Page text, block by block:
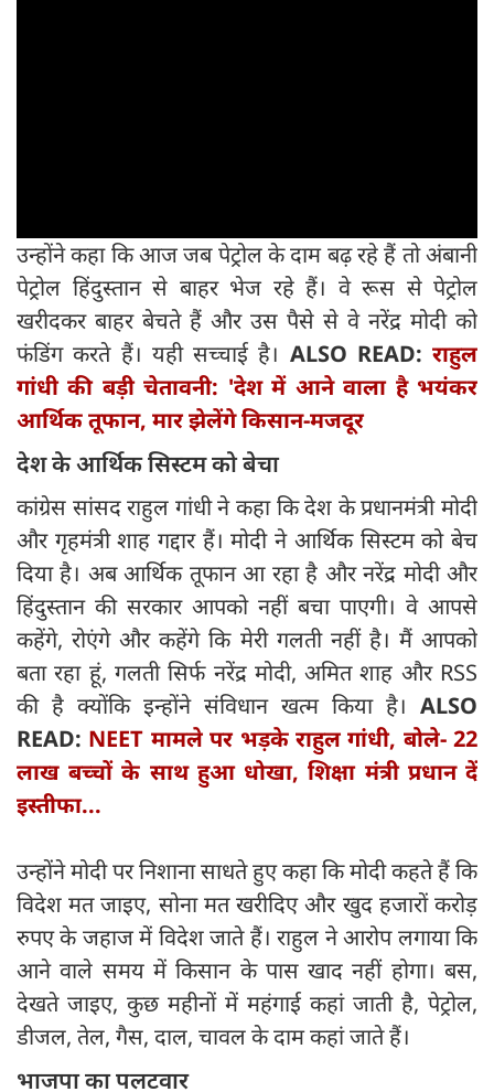
उन्होंने कहा कि आज जब पेट्रोल के दाम बढ़ रहे हैं तो अंबानी
पेट्रोल हिंदुस्तान से बाहर भेज रहे हैं। वे रूस से पेट्रोल
खरीदकर बाहर बेचते हैं और उस पैसे से वे नरेंद्र मोदी को
फंडिंग करते हैं। यही सच्चाई है। ALSO READ: राहुल
गांधी की बड़ी चेतावनी: 'देश में आने वाला है भयंकर
आर्थिक तूफान, मार झेलेंगे किसान-मजदूर
देश के आर्थिक सिस्टम को बेचा
कांग्रेस सांसद राहुल गांधी ने कहा कि देश के प्रधानमंत्री मोदी
और गृहमंत्री शाह गद्दार हैं। मोदी ने आर्थिक सिस्टम को बेच
दिया है। अब आर्थिक तूफान आ रहा है और नरेंद्र मोदी और
हिंदुस्तान की सरकार आपको नहीं बचा पाएगी। वे आपसे
कहेंगे, रोएंगे और कहेंगे कि मेरी गलती नहीं है। मैं आपको
बता रहा हूं, गलती सिर्फ नरेंद्र मोदी, अमित शाह और RSS
की है क्योंकि इन्होंने संविधान खत्म किया है। ALSO
READ: NEET मामले पर भड़के राहुल गांधी, बोले- 22
लाख बच्चों के साथ हुआ धोखा, शिक्षा मंत्री प्रधान दें
इस्तीफा...
उन्होंने मोदी पर निशाना साधते हुए कहा कि मोदी कहते हैं कि
विदेश मत जाइए, सोना मत खरीदिए और खुद हजारों करोड़
रुपए के जहाज में विदेश जाते हैं। राहुल ने आरोप लगाया कि
आने वाले समय में किसान के पास खाद नहीं होगा। बस,
देखते जाइए, कुछ महीनों में महंगाई कहां जाती है, पेट्रोल,
डीजल, तेल, गैस, दाल, चावल के दाम कहां जाते हैं।
भाजपा का पलटवार